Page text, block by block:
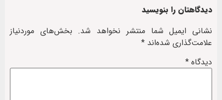
دیدگاهتان را بنویسید
نشانی ایمیل شما منتشر نخواهد شد. بخش‌های موردنیاز
علامت‌گذاری شده‌اند *
دیدگاه *